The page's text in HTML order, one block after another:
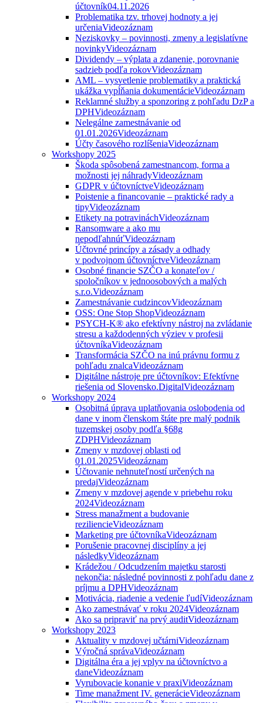
účtovník04.11.2026
Problematika tzv. trhovej hodnoty a jej
určeniaVideozáznam
Neziskovky – povinnosti, zmeny a legislatívne
novinkyVideozáznam
Dividendy – výplata a zdanenie, porovnanie
sadzieb podľa rokovVideozáznam
AML – vysvetlenie problematiky a praktická
ukážka vypĺňania dokumentácieVideozáznam
Reklamné služby a sponzoring z pohľadu DzP a
DPHVideozáznam
Nelegálne zamestnávanie od
01.01.2026Videozáznam
Účty časového rozlíšeniaVideozáznam
Workshopy 2025
Škoda spôsobená zamestnancom, forma a
možnosti jej náhradyVideozáznam
GDPR v účtovníctveVideozáznam
Poistenie a financovanie – praktické rady a
tipyVideozáznam
Etikety na potravináchVideozáznam
Ransomware a ako mu
nepodľahnúťVideozáznam
Účtovné princípy a zásady a odhady
v podvojnom účtovníctveVideozáznam
Osobné financie SZČO a konateľov /
spoločníkov v jednoosobových a malých
s.r.o.Videozáznam
Zamestnávanie cudzincovVideozáznam
OSS: One Stop ShopVideozáznam
PSYCH-K® ako efektívny nástroj na zvládanie
stresu a každodenných výziev v profesii
účtovníkaVideozáznam
Transformácia SZČO na inú právnu formu z
pohľadu znalcaVideozáznam
Digitálne nástroje pre účtovníkov: Efektívne
riešenia od Slovensko.DigitalVideozáznam
Workshopy 2024
Osobitná úprava uplatňovania oslobodenia od
dane v inom členskom štáte pre malý podnik
tuzemskej osoby podľa §68g
ZDPHVideozáznam
Zmeny v mzdovej oblasti od
01.01.2025Videozáznam
Účtovanie nehnuteľností určených na
predajVideozáznam
Zmeny v mzdovej agende v priebehu roku
2024Videozáznam
Stress manažment a budovanie
reziliencieVideozáznam
Marketing pre účtovníkaVideozáznam
Porušenie pracovnej disciplíny a jej
následkyVideozáznam
Krádežou / Odcudzením majetku starosti
nekončia: následné povinnosti z pohľadu dane z
príjmu a DPHVideozáznam
Motivácia, riadenie a vedenie ľudíVideozáznam
Ako zamestnávať v roku 2024Videozáznam
Ako sa pripraviť na prvý auditVideozáznam
Workshopy 2023
Aktuality v mzdovej učtárniVideozáznam
Výročná správaVideozáznam
Digitálna éra a jej vplyv na účtovníctvo a
daneVideozáznam
Vyrubovacie konanie v praxiVideozáznam
Time manažment IV. generácieVideozáznam